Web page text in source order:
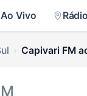
Vivo
Capivari FM